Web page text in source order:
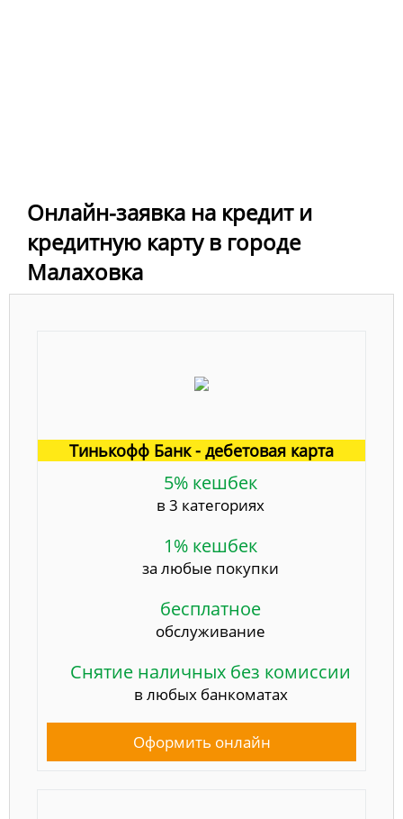
Онлайн-заявка на кредит и
кредитную карту в городе
Малаховка
Тинькофф Банк - дебетовая карта
5% кешбек
в 3 категориях
1% кешбек
за любые покупки
бесплатное
обслуживание
Снятие наличных без комиссии
в любых банкоматах
Оформить онлайн